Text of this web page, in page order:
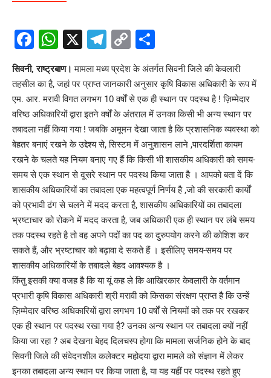
Facebook
WhatsApp
X Telegram
Copy
Link
सिवनी, राष्ट्रबाण।मामला मध्य प्रदेश के अंतर्गत सिवनी जिले कीकेवलारी
तहसील का है, जहां पर प्राप्त जानकारी अनुसार कृषि विकास अधिकारी के रूप में
एम. आर. मरावी विगत लगभग 10 वर्षों से एक ही स्थान पर पदस्थ है ! ज़िम्मेदार
वरिष्ठ अधिकारियों द्वारा इतने वर्षों के अंतराल में उनका किसी भी अन्य स्थान पर
तबादला नहीं किया गया ! जबकि अमूमन देखा जाता है कि प्रशासनिक व्यवस्था को
बेहतर बनाएं रखने के उद्देश्य से, सिस्टम में अनुशासन लाने ,पारदर्शिता कायम
रखने के चलते यह नियम बनाए गए हैं कि किसी भी शासकीय अधिकारी को समय-
समय से एक स्थान से दूसरे स्थान पर पदस्थ किया जाता है । आपको बता दें कि
शासकीय अधिकारियों का तबादला एक महत्वपूर्ण निर्णय है ,जो की सरकारी कार्यों
को प्रभावी ढंग से चलने में मदद करता है, शासकीय अधिकारियों का तबादला
भ्रष्टाचार को रोकने में मदद करता है, जब अधिकारी एक ही स्थान पर लंबे समय
तक पदस्थ रहते है तो वह अपने पदों का पद का दुरुपयोग करने की कोशिश कर
सकते हैं, और भ्रष्टाचार को बढ़ावा दे सकते हैं । इसीलिए समय-समय पर
शासकीय अधिकारियों के तबादले बेहद आवश्यक है ।
किंतु इसकी क्या वजह है कि या यूं कह ले कि आखिरकार केवलारी के वर्तमान
प्रभारी कृषि विकास अधिकारी श्री मरावी को किसका संरक्षण प्राप्त है कि उन्हें
ज़िम्मेदार वरिष्ठ अधिकारियों द्वारा लगभग 10 वर्षों से नियमों को तक पर रखकर
एक ही स्थान पर पदस्थ रखा गया है? उनका अन्य स्थान पर तबादला क्यों नहीं
किया जा रहा ? अब देखना बेहद दिलचस्प होगा कि मामला सर्जनिक होने के बाद
सिवनी जिले की संवेदनशील कलेक्टर महोदया द्वारा मामले को संज्ञान में लेकर
इनका तबादला अन्य स्थान पर किया जाता है, या यह यहीं पर पदस्थ रहते हुए